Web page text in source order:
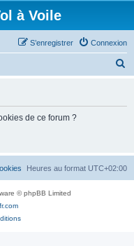
à Voile
Connexion
S’enregistrer
h
de ce forum ?
Heures au format UTC+02:00
© phpBB Limited